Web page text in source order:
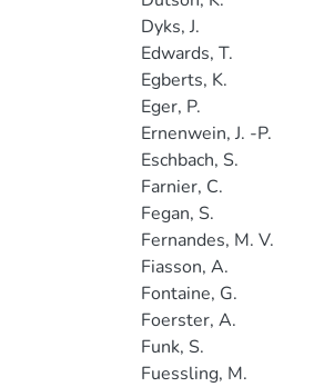
Dyks, J.
Edwards, T.
Egberts, K.
Eger, P.
Ernenwein, J. -P.
Eschbach, S.
Farnier, C.
Fegan, S.
Fernandes, M. V.
Fiasson, A.
Fontaine, G.
Foerster, A.
Funk, S.
Fuessling, M.